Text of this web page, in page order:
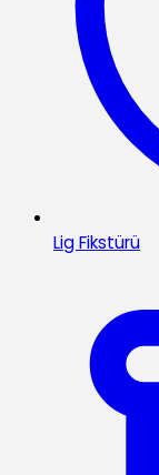
Lig Fikstürü